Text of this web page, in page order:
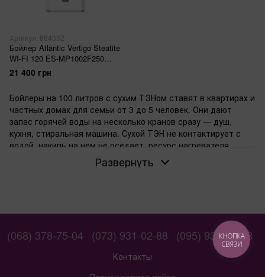
Артикул: 864052
Бойлер Atlantic Vertigo Steatite
WI-FI 120 ES-MP1002F250
(2250W) white
21 400 грн
Бойлеры на 100 литров с сухим ТЭНом ставят в квартирах и
частных домах для семьи от 3 до 5 человек. Они дают
запас горячей воды на несколько кранов сразу — душ,
кухня, стиральная машина. Сухой ТЭН не контактирует с
водой, накипь на нем не оседает, ресурс нагревателя
растягивается на годы.
офиса. Утром все принимают душ, днем работает стиралка
— вода не кончается. Монтажники в старых домах с
несколькими санузлами рекомендуют именно такой размер,
чтобы избежать жалоб на холодную воду.
Для воды с повышенной жесткостью: почему
Развернуть
(068) 378-75-04 (073) 931-02-88 (095) 931-02-88
Контакты
КНОПКА
СВЯЗИ